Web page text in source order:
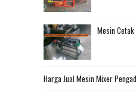
Mesin
Harga Jual Mesin Mixer